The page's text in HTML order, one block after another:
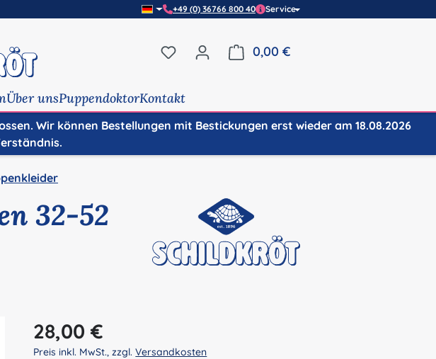
+49 (0) 36766 800 40 Service
Du hast 0 Produkte auf dem Merkzettel
0,00 €
Über unsPuppendoktorKontakt
Wir können Bestellungen mit Bestickungen erst wieder am 18.08.2026
32-52
Regulärer Preis:
28,00 €
Preis inkl. MwSt., zzgl.Versandkosten